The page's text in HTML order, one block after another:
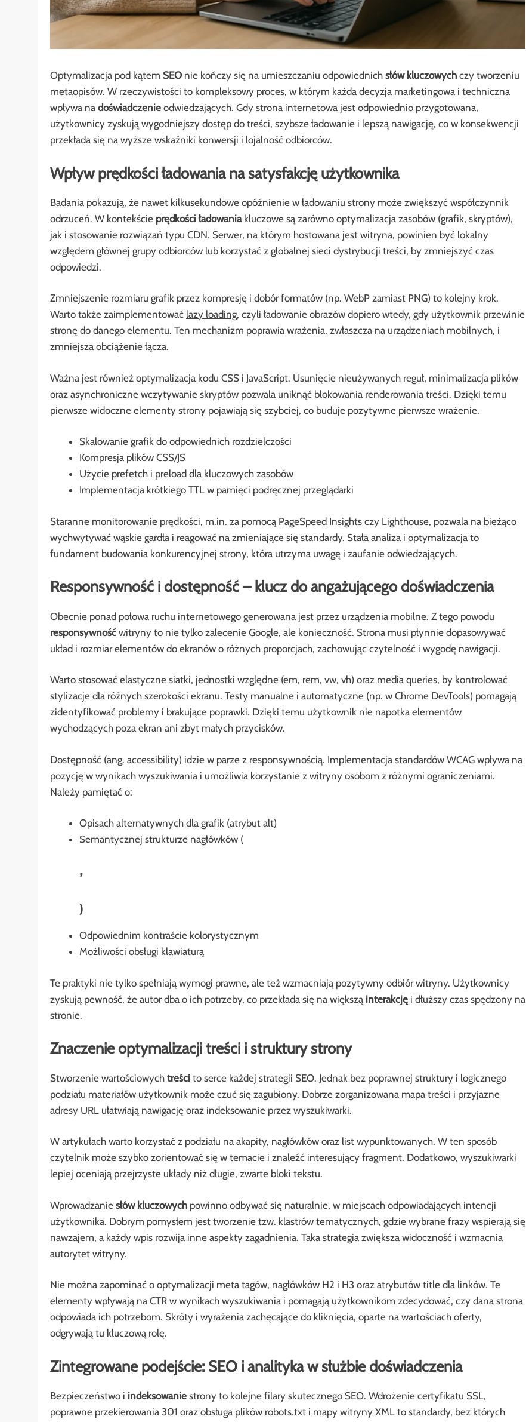
Optymalizacja pod kątem SEO nie kończy się na umieszczaniu odpowiednich słów kluczowych czy tworzeniu
metaopisów. W rzeczywistości to kompleksowy proces, w którym każda decyzja marketingowa i techniczna
wpływa na doświadczenie odwiedzających. Gdy strona internetowa jest odpowiednio przygotowana,
użytkownicy zyskują wygodniejszy dostęp do treści, szybsze ładowanie i lepszą nawigację, co w konsekwencji
przekłada się na wyższe wskaźniki konwersji i lojalność odbiorców.
Wpływ prędkości ładowania na satysfakcję użytkownika
Badania pokazują, że nawet kilkusekundowe opóźnienie w ładowaniu strony może zwiększyć współczynnik
odrzuceń. W kontekście prędkości ładowaniakluczowe są zarówno optymalizacja zasobów (grafik, skryptów),
jak i stosowanie rozwiązań typu CDN. Serwer, na którym hostowana jest witryna, powinien być lokalny
względem głównej grupy odbiorców lub korzystać z globalnej sieci dystrybucji treści, by zmniejszyć czas
odpowiedzi.
Zmniejszenie rozmiaru grafik przez kompresję i dobór formatów (np. WebP zamiast PNG) to kolejny krok.
Warto także zaimplementować lazy loading, czyli ładowanie obrazów dopiero wtedy, gdy użytkownik przewinie
stronę do danego elementu. Ten mechanizm poprawia wrażenia, zwłaszcza na urządzeniach mobilnych, i
zmniejsza obciążenie łącza.
Ważna jest również optymalizacja kodu CSS i JavaScript. Usunięcie nieużywanych reguł, minimalizacja plików
oraz asynchroniczne wczytywanie skryptów pozwala uniknąć blokowania renderowania treści. Dzięki temu
pierwsze widoczne elementy strony pojawiają się szybciej, co buduje pozytywne pierwsze wrażenie.
Skalowanie grafik do odpowiednich rozdzielczości
Kompresja plików CSS/JS
Użycie prefetch i preload dla kluczowych zasobów
Implementacja krótkiego TTL w pamięci podręcznej przeglądarki
Staranne monitorowanie prędkości, m.in. za pomocą PageSpeed Insights czy Lighthouse, pozwala na bieżąco
wychwytywać wąskie gardła i reagować na zmieniające się standardy. Stała analiza i optymalizacja to
fundament budowania konkurencyjnej strony, która utrzyma uwagę i zaufanie odwiedzających.
Responsywność i dostępność – klucz do angażującego doświadczenia
Obecnie ponad połowa ruchu internetowego generowana jest przez urządzenia mobilne. Z tego powodu
responsywność witryny to nie tylko zalecenie Google, ale konieczność. Strona musi płynnie dopasowywać
układ i rozmiar elementów do ekranów o różnych proporcjach, zachowując czytelność i wygodę nawigacji.
Warto stosować elastyczne siatki, jednostki względne (em, rem, vw, vh) oraz media queries, by kontrolować
stylizacje dla różnych szerokości ekranu. Testy manualne i automatyczne (np. w Chrome DevTools) pomagają
zidentyfikować problemy i brakujące poprawki. Dzięki temu użytkownik nie napotka elementów
wychodzących poza ekran ani zbyt małych przycisków.
Dostępność (ang. accessibility) idzie w parze z responsywnością. Implementacja standardów WCAG wpływa na
pozycję w wynikach wyszukiwania i umożliwia korzystanie z witryny osobom z różnymi ograniczeniami.
Należy pamiętać o:
Opisach alternatywnych dla grafik (atrybut alt)
Semantycznej strukturze nagłówków (
,
)
Odpowiednim kontraście kolorystycznym
Możliwości obsługi klawiaturą
Te praktyki nie tylko spełniają wymogi prawne, ale też wzmacniają pozytywny odbiór witryny. Użytkownicy
zyskują pewność, że autor dba o ich potrzeby, co przekłada się na większą interakcję i dłuższy czas spędzony na
stronie.
Znaczenie optymalizacji treści i struktury strony
Stworzenie wartościowych treści to serce każdej strategii SEO. Jednak bez poprawnej struktury i logicznego
podziału materiałów użytkownik może czuć się zagubiony. Dobrze zorganizowana mapa treści i przyjazne
adresy URL ułatwiają nawigację oraz indeksowanie przez wyszukiwarki.
W artykułach warto korzystać z podziału na akapity, nagłówków oraz list wypunktowanych. W ten sposób
czytelnik może szybko zorientować się w temacie i znaleźć interesujący fragment. Dodatkowo, wyszukiwarki
lepiej oceniają przejrzyste układy niż długie, zwarte bloki tekstu.
Wprowadzanie słów kluczowych powinno odbywać się naturalnie, w miejscach odpowiadających intencji
użytkownika. Dobrym pomysłem jest tworzenie tzw. klastrów tematycznych, gdzie wybrane frazy wspierają się
nawzajem, a każdy wpis rozwija inne aspekty zagadnienia. Taka strategia zwiększa widoczność i wzmacnia
autorytet witryny.
Nie można zapominać o optymalizacji meta tagów, nagłówków H2 i H3 oraz atrybutów title dla linków. Te
elementy wpływają na CTR w wynikach wyszukiwania i pomagają użytkownikom zdecydować, czy dana strona
odpowiada ich potrzebom. Skróty i wyrażenia zachęcające do kliknięcia, oparte na wartościach oferty,
odgrywają tu kluczową rolę.
Zintegrowane podejście: SEO i analityka w służbie doświadczenia
Bezpieczeństwo i indeksowanie strony to kolejne filary skutecznego SEO. Wdrożenie certyfikatu SSL,
poprawne przekierowania 301 oraz obsługa plików robots.txt i mapy witryny XML to standardy, bez których